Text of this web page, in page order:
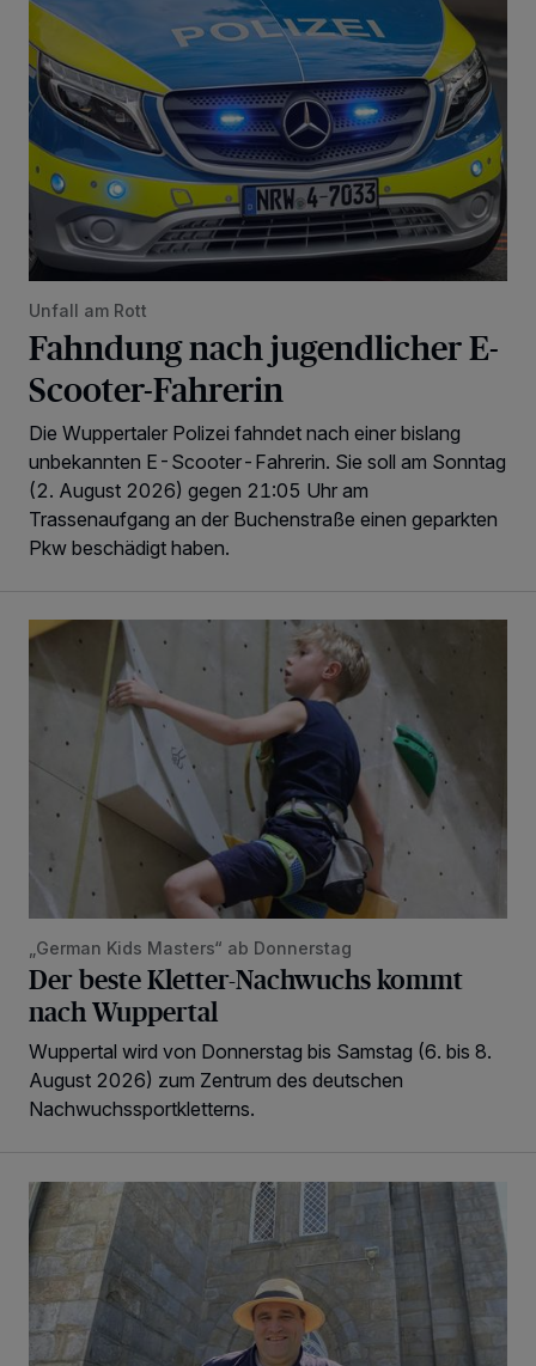
Unfall am Rott
Fahndung nach jugendlicher E-
Scooter-Fahrerin
Die Wuppertaler Polizei fahndet nach einer bislang
unbekannten E-Scooter-Fahrerin. Sie soll am Sonntag
(2. August 2026) gegen 21:05 Uhr am
Trassenaufgang an der Buchenstraße einen geparkten
Pkw beschädigt haben.
Der beste Kletter-Nachwuchs kommt nach Wuppertal
„German Kids Masters“ ab Donnerstag
Der beste Kletter-Nachwuchs kommt
nach Wuppertal
Wuppertal wird von Donnerstag bis Samstag (6. bis 8.
August 2026) zum Zentrum des deutschen
Nachwuchssportkletterns.
„Warum Arbeit?“ Die Frage nach dem, was man jeden Tag